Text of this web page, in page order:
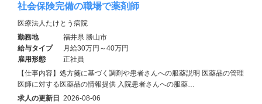
社会保険完備の職場で薬剤師
医療法人たけとう病院
勤務地
福井県 勝山市
給与タイプ
月給30万円～40万円
雇用形態
正社員
【仕事内容】処方箋に基づく調剤や患者さんへの服薬説明 医薬品の管理
医師に対する医薬品の情報提供 入院患者さんへの服薬…
求人の更新日 2026-08-06